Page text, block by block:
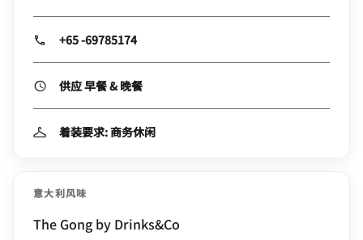
+65 -69785174
供应 早餐 & 晚餐
着装要求: 商务休闲
意大利风味
The Gong by Drinks&Co